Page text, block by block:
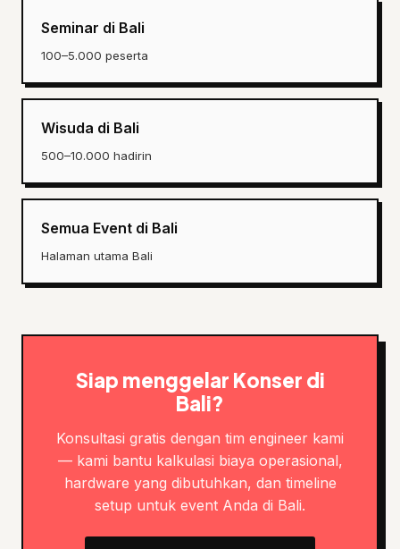
Seminar di Bali
100–5.000 peserta
Wisuda di Bali
500–10.000 hadirin
Semua Event di Bali
Halaman utama Bali
Siap menggelar Konser di
Bali?
Konsultasi gratis dengan tim engineer kami
— kami bantu kalkulasi biaya operasional,
hardware yang dibutuhkan, dan timeline
setup untuk event Anda di Bali.